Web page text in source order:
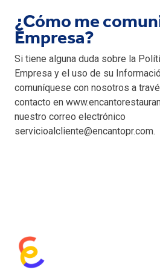
¿Cómo me
Empresa?
Si tiene alguna duda sobre la
Empresa y el uso de su
comuníquese con nosotros a
contacto en
nuestro correo electrónico
servicioalcliente@encantopr.com.